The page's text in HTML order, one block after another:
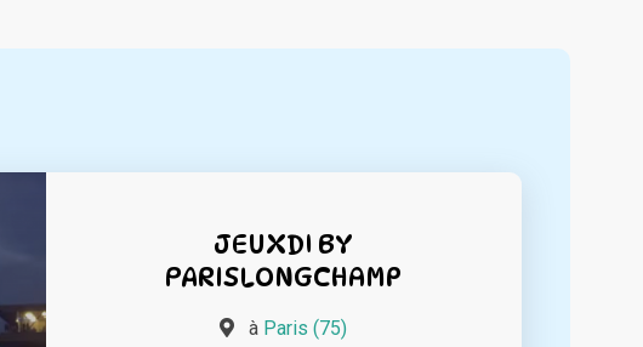
JEUXDI BY
PARISLONGCHAMP
à Paris (75)